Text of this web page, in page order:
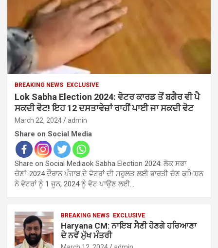
BREAKING NEWS EXCLUSIVE
Lok Sabha Election 2024: ਵੋਟਰ ਕਾਰਡ ਤੋਂ ਬਗੈਰ ਵੀ ਪੈ
ਸਕਦੀ ਵੋਟ! ਇਹ 12 ਦਸਤਾਵੇਜ਼ਾਂ ਰਾਹੀਂ ਪਾਈ ਜਾ ਸਕਦੀ ਵੋਟ
March 22, 2024 admin
Share on Social Media
Share on Social Mediaok Sabha Election 2024: ਲੋਕ ਸਭਾ
ਚੋਣਾਂ-2024 ਦੌਰਾਨ ਪੰਜਾਬ ਦੇ ਵੋਟਰਾਂ ਦੀ ਸਹੂਲਤ ਲਈ ਭਾਰਤੀ ਚੋਣ ਕਮਿਸ਼ਨ
ਨੇ ਵੋਟਰਾਂ ਨੂੰ 1 ਜੂਨ, 2024 ਨੂੰ ਵੋਟ ਪਾਉਣ ਲਈ…
BREAKING NEWS EXCLUSIVE
Haryana CM: ਨਾਇਬ ਸੈਣੀ ਹੋਣਗੇ ਹਰਿਆਣਾ
ਦੇ ਨਵੇਂ ਮੁੱਖ ਮੰਤਰੀ